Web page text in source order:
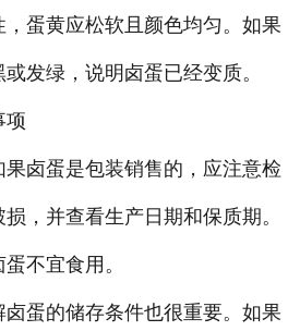
蛋黄应松软且颜色均匀。如果
发绿，说明卤蛋已经变质。
卤蛋是包装销售的，应注意检
，并查看生产日期和保质期。
不宜食用。
蛋的储存条件也很重要。如果